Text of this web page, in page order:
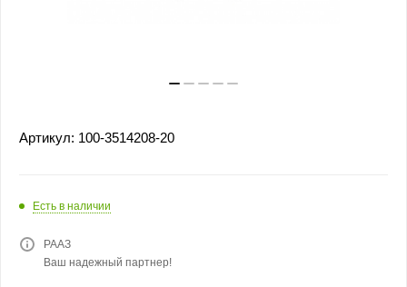
Артикул: 100-3514208-20
Есть в наличии
РААЗ
Ваш надежный партнер!